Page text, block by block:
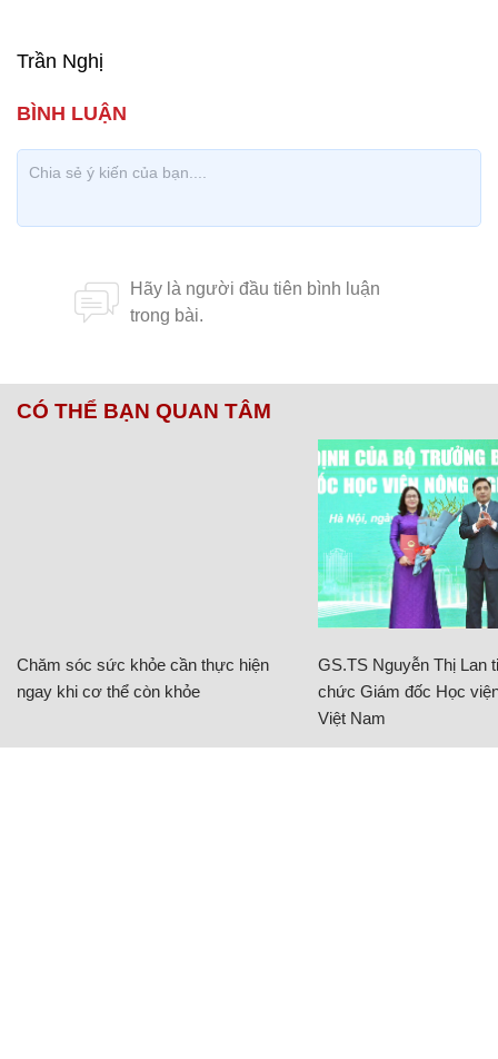
Trần Nghị
CÓ THỂ BẠN QUAN TÂM
Chăm sóc sức khỏe cần thực hiện
ngay khi cơ thể còn khỏe
GS.TS Nguyễn Thị Lan
chức Giám đốc Học
Việt Nam